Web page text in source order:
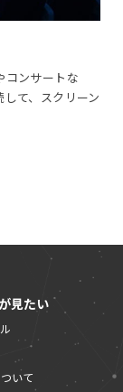
コンサートな
て、スクリーン
見たい
いて